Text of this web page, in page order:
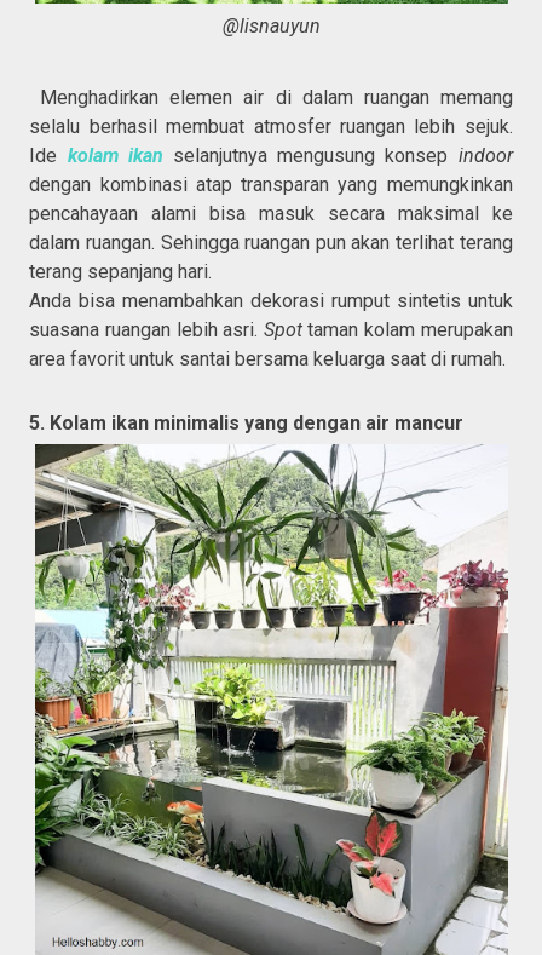
@lisnauyun
Menghadirkan elemen air di dalam ruangan memang
selalu berhasil membuat atmosfer ruangan lebih sejuk.
Ide kolam ikan selanjutnya mengusung konsep indoor
dengan kombinasi atap transparan yang memungkinkan
pencahayaan alami bisa masuk secara maksimal ke
dalam ruangan. Sehingga ruangan pun akan terlihat terang
terang sepanjang hari.
Anda bisa menambahkan dekorasi rumput sintetis untuk
suasana ruangan lebih asri. Spottaman kolam merupakan
area favorit untuk santai bersama keluarga saat di rumah.
5. Kolam ikan minimalis yang dengan air mancur